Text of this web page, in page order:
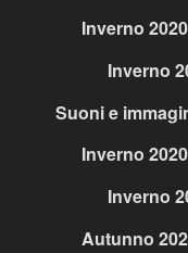
Inverno
Inverno
Suoni e
Inverno
Inverno
Autunno